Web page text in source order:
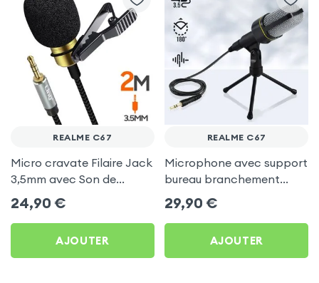
REALME C67
Micro cravate Filaire Jack
3,5mm avec Son de
Qualité, 2m - LinQ pour
Realme C67
24,90 €
AJOUTER
REALME C67
Microphone avec support
bureau branchement
Jack 3.5 - Linq pour
Realme C67
29,90 €
AJOUTER